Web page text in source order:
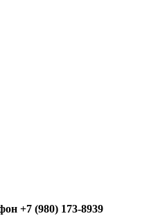
+7 (980) 173-8939